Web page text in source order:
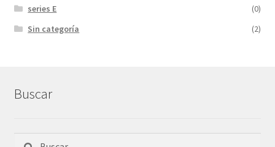
series E
(0)
Sin categoría
(2)
Buscar
Buscar: